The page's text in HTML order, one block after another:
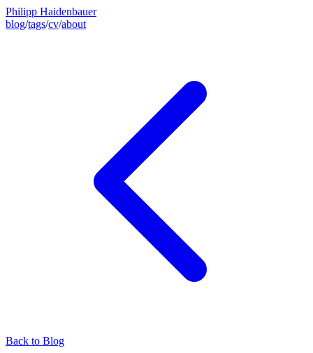
Philipp Haidenbauer
blog/tags/cv/about
Back to Blog